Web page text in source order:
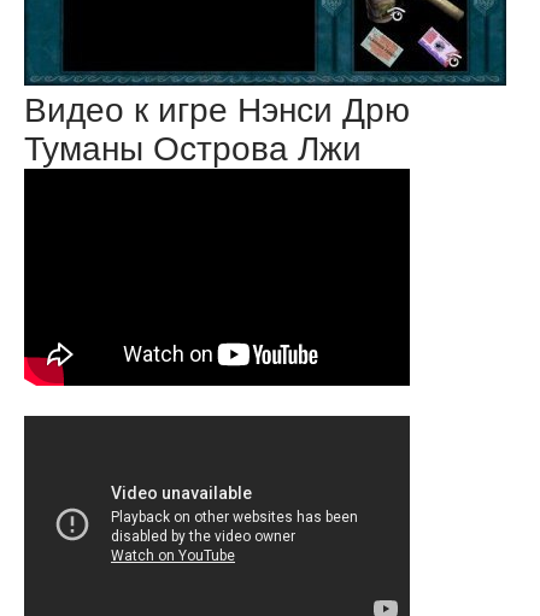
Видео к игре Нэнси Дрю
Туманы Острова Лжи